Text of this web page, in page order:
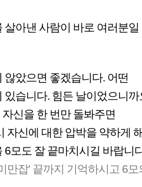
아낸 사람이 바로 여러분일
았으면 좋겠습니다. 어떤
습니다. 힘든 날이었으니까
신을 한 번만 돌봐주면
자신에 대한 압박을 약하게
모도 잘 끝마치시길 바랍니
만잡' 끝까지 기억하시고 6모